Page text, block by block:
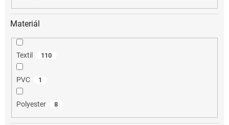
Materiál
Textil 110
PVC 1
Polyester 8